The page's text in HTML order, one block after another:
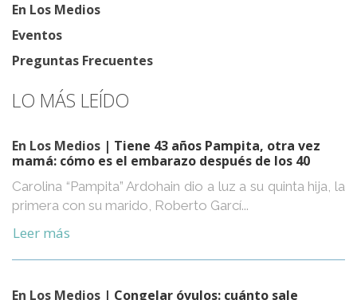
En Los Medios
Eventos
Preguntas Frecuentes
LO MÁS LEÍDO
En Los Medios | Tiene 43 años Pampita, otra vez
mamá: cómo es el embarazo después de los 40
Carolina “Pampita” Ardohain dio a luz a su quinta hija, la
primera con su marido, Roberto Garcí...
Leer más
En Los Medios | Congelar óvulos: cuánto sale